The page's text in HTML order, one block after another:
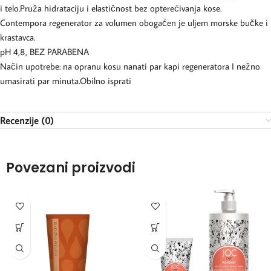
i telo.Pruža hidrataciju i elastičnost bez opterećivanja kose.
Contempora regenerator za volumen obogaćen je uljem morske bučke i
krastavca.
pH 4,8, BEZ PARABENA
Način upotrebe: na opranu kosu nanati par kapi regeneratora I nežno
umasirati par minuta.Obilno isprati
Recenzije (0)
Povezani proizvodi